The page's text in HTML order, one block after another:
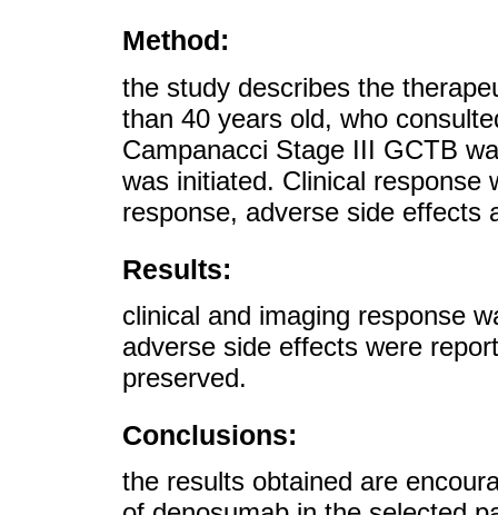
Method:
the study describes the
than 40 years old, who
Campanacci Stage III GCTB
was initiated. Clinical response
response, adverse side effects
Results:
clinical and imaging response
adverse side effects were
preserved.
Conclusions:
the results obtained are